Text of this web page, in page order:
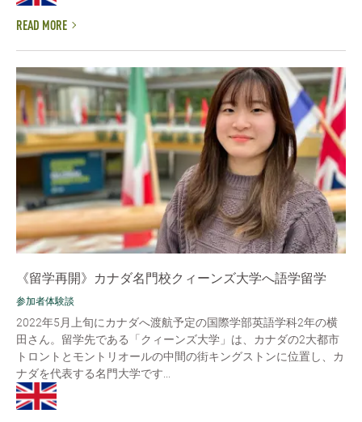
READ MORE
《留学再開》カナダ名門校クィーンズ大学へ語学留学
参加者体験談
2022年5月上旬にカナダへ渡航予定の国際学部英語学科2年の横
田さん。留学先である「クィーンズ大学」は、カナダの2大都市
トロントとモントリオールの中間の街キングストンに位置し、カ
ナダを代表する名門大学です...